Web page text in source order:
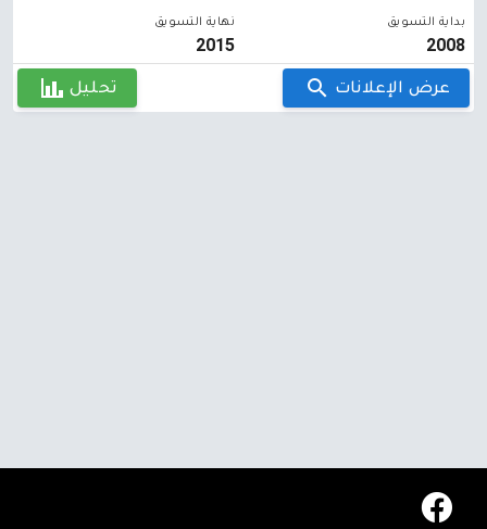
بداية التسويق
2008
نهاية التسويق
2015
عرض الإعلانات تحليل